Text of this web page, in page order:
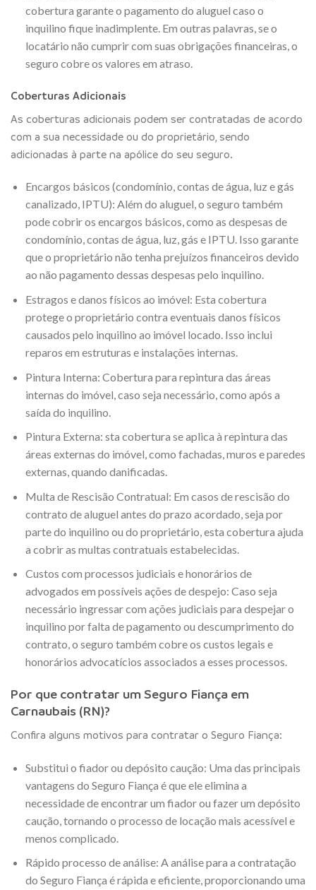
cobertura garante o pagamento do aluguel caso o
inquilino fique inadimplente. Em outras palavras, se o
locatário não cumprir com suas obrigações financeiras, o
seguro cobre os valores em atraso.
Coberturas Adicionais
As coberturas adicionais podem ser contratadas de acordo
com a sua necessidade ou do proprietário, sendo
adicionadas à parte na apólice do seu seguro.
Encargos básicos (condomínio, contas de água, luz e gás
canalizado, IPTU): Além do aluguel, o seguro também
pode cobrir os encargos básicos, como as despesas de
condomínio, contas de água, luz, gás e IPTU. Isso garante
que o proprietário não tenha prejuízos financeiros devido
ao não pagamento dessas despesas pelo inquilino.
Estragos e danos físicos ao imóvel: Esta cobertura
protege o proprietário contra eventuais danos físicos
causados pelo inquilino ao imóvel locado. Isso inclui
reparos em estruturas e instalações internas.
Pintura Interna: Cobertura para repintura das áreas
internas do imóvel, caso seja necessário, como após a
saída do inquilino.
Pintura Externa: sta cobertura se aplica à repintura das
áreas externas do imóvel, como fachadas, muros e paredes
externas, quando danificadas.
Multa de Rescisão Contratual: Em casos de rescisão do
contrato de aluguel antes do prazo acordado, seja por
parte do inquilino ou do proprietário, esta cobertura ajuda
a cobrir as multas contratuais estabelecidas.
Custos com processos judiciais e honorários de
advogados em possíveis ações de despejo: Caso seja
necessário ingressar com ações judiciais para despejar o
inquilino por falta de pagamento ou descumprimento do
contrato, o seguro também cobre os custos legais e
honorários advocatícios associados a esses processos.
Por que contratar um Seguro Fiança em
Carnaubais (RN)?
Confira alguns motivos para contratar o Seguro Fiança:
Substitui o fiador ou depósito caução: Uma das principais
vantagens do Seguro Fiança é que ele elimina a
necessidade de encontrar um fiador ou fazer um depósito
caução, tornando o processo de locação mais acessível e
menos complicado.
Rápido processo de análise: A análise para a contratação
do Seguro Fiança é rápida e eficiente, proporcionando uma